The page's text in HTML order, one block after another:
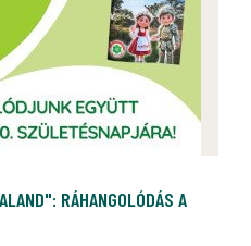
RÁHANGOLÓDÁS A